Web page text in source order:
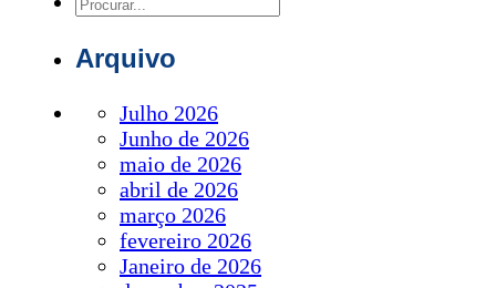
Arquivo
Julho 2026
Junho de 2026
maio de 2026
abril de 2026
março 2026
fevereiro 2026
Janeiro de 2026